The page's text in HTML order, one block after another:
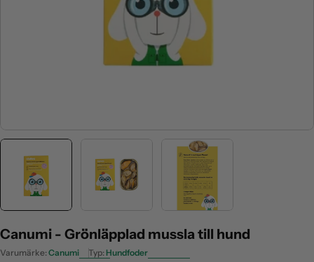
Canumi - Grönläpplad mussla till hund
Varumärke: Canumi Typ: Hundfoder